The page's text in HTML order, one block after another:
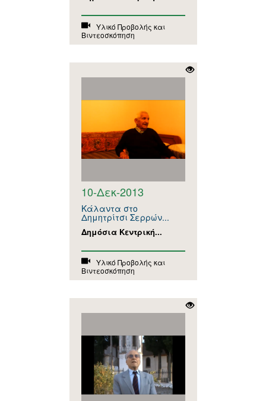
Υλικό Προβολής και
Βιντεοσκόπηση
10-Δεκ-2013
Κάλαντα στο
Δημητρίτσι Σερρών...
Δημόσια Κεντρική...
Υλικό Προβολής και
Βιντεοσκόπηση